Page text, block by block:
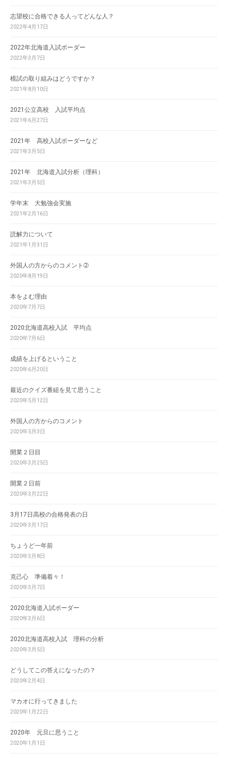
志望校に合格できる人ってどんな人？
2022年4月17日
2022年北海道入試ボーダー
2022年3月7日
模試の取り組みはどうですか？
2021年8月10日
2021公立高校 入試平均点
2021年6月27日
2021年 高校入試ボーダーなど
2021年3月5日
2021年 北海道入試分析（理科）
2021年3月5日
学年末 大勉強会実施
2021年2月16日
読解力について
2021年1月31日
外国人の方からのコメント➁
2020年8月19日
本をよむ理由
2020年7月7日
2020北海道高校入試 平均点
2020年7月6日
成績を上げるということ
2020年6月20日
最近のクイズ番組を見て思うこと
2020年5月12日
外国人の方からのコメント
2020年5月3日
開業２日目
2020年3月25日
開業２日前
2020年3月22日
3月17日高校の合格発表の日
2020年3月17日
ちょうど一年前
2020年3月8日
克己心 準備着々！
2020年3月7日
2020北海道入試ボーダー
2020年3月6日
2020北海道高校入試 理科の分析
2020年3月5日
どうしてこの答えになったの？
2020年2月4日
マカオに行ってきました
2020年1月22日
2020年 元旦に思うこと
2020年1月1日